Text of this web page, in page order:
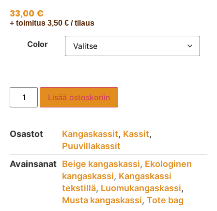
33,00 €
+ toimitus 3,50 € / tilaus
Color
Lisää ostoskoriin
Osastot Kangaskassit, Kassit,
Puuvillakassit
Avainsanat Beige kangaskassi, Ekologinen
kangaskassi, Kangaskassi
tekstillä, Luomukangaskassi,
Musta kangaskassi, Tote bag